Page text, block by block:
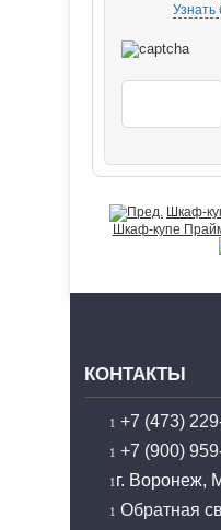
Узнать
Шкаф-
Шкаф-купе
КОНТАКТЫ
+7 (473)
+7 (900)
г. Воронеж,
Обратная